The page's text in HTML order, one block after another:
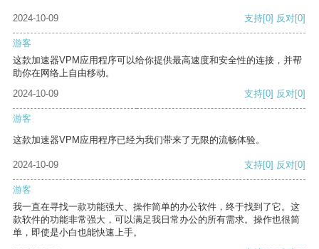
2024-10-09 支持[0] 反对[0]
游客
这款加速器VPM应用程序可以给你提供最高速度和安全性的连接，并帮
助你在网络上自由移动。
2024-10-09
支持[0] 反对[0]
游客
这款加速器VPM应用程序已经为我们带来了无限的流畅体验。
2024-10-09 支持[0] 反对[0]
游客
我一直在寻找一款功能强大、操作简单的办公软件，终于找到了它。这
款软件的功能非常强大，可以满足我日常办公的所有需求。操作也很简
单，即使是小白也能快速上手。